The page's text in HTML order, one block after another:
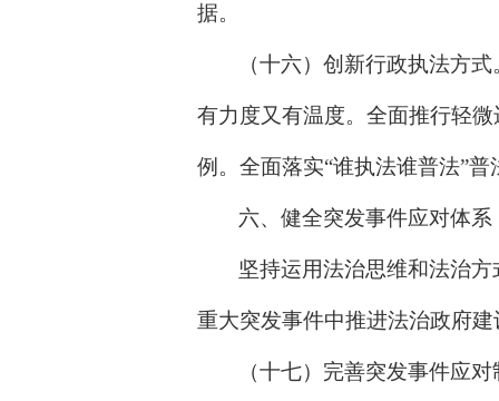
据。
（十六）创新行政执法方
有力度又有温度。全面推行轻
例。全面落实“谁执法谁普法”
六、健全突发事件应对体
坚持运用法治思维和法治
重大突发事件中推进法治政府建
（十七）完善突发事件应